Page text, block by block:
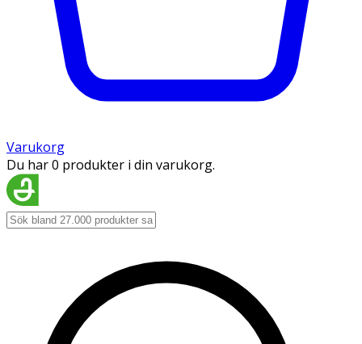
Varukorg
Du har 0 produkter i din varukorg.